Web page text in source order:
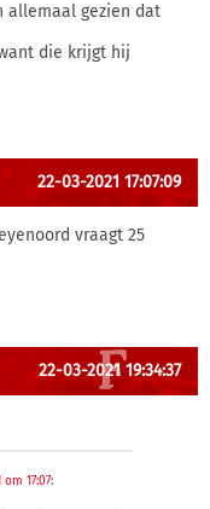
allemaal gezien dat
die krijgt hij
22-03-2021 17:07:09
vraagt 25
22-03-2021 19:34:37
17:07: